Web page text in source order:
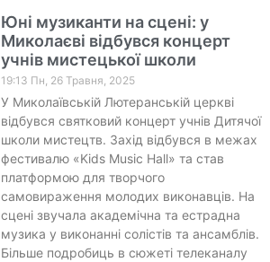
Юні музиканти на сцені: у
Миколаєві відбувся концерт
учнів мистецької школи
19:13 Пн, 26 Травня, 2025
У Миколаївській Лютеранській церкві
відбувся святковий концерт учнів Дитячої
школи мистецтв. Захід відбувся в межах
фестивалю «Kids Music Hall» та став
платформою для творчого
самовираження молодих виконавців. На
сцені звучала академічна та естрадна
музика у виконанні солістів та ансамблів.
Більше подробиць в сюжеті телеканалу